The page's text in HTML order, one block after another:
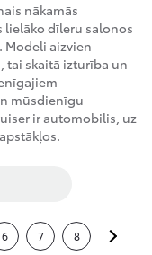
nākamās
lielāko dīleru salonos
Modeli aizvien
tai skaitā izturība un
mūsdienīgu
ir automobilis, uz
6 7 8